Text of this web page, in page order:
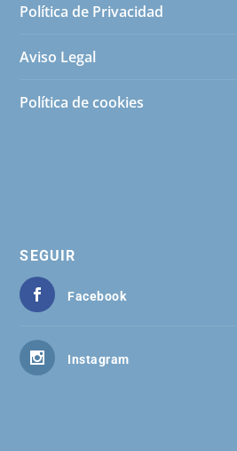
Política de Privacidad
Aviso Legal
Política de cookies
SEGUIR
Facebook
Instagram